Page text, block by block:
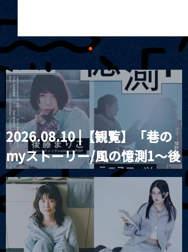
MoonRomantic
Channel1周年記念Live
2026.08.10 |【観覧】「巷の
myストーリー/風の憶測1～後
藤まりこアコースティック
violence POPとテニスコー
ツ」